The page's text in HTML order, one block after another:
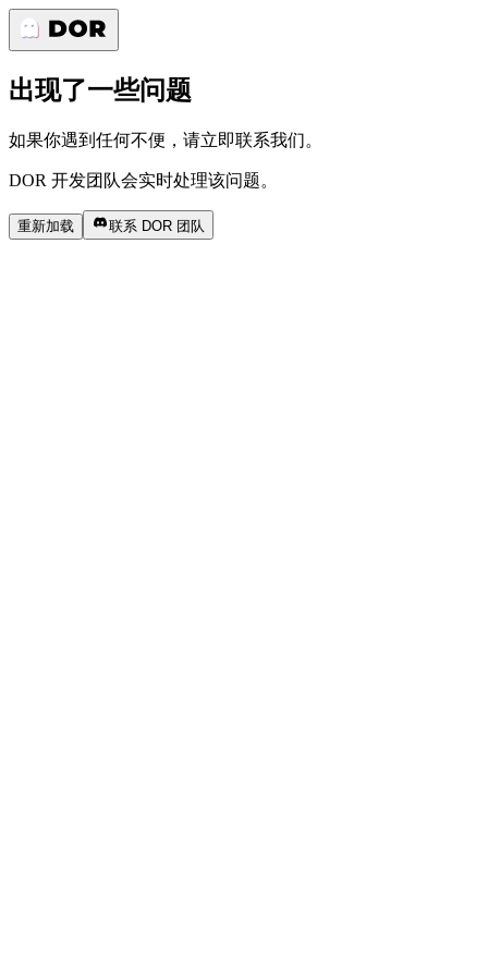
出现了一些问题
如果你遇到任何不便，请立即联系我们。
DOR 开发团队会实时处理该问题。
重新加载 联系 DOR 团队